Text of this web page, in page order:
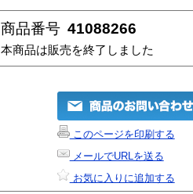
商品番号 41088266
本商品は販売を終了しました
このページを印刷する
メールでURLを送る
お気に入りに追加する